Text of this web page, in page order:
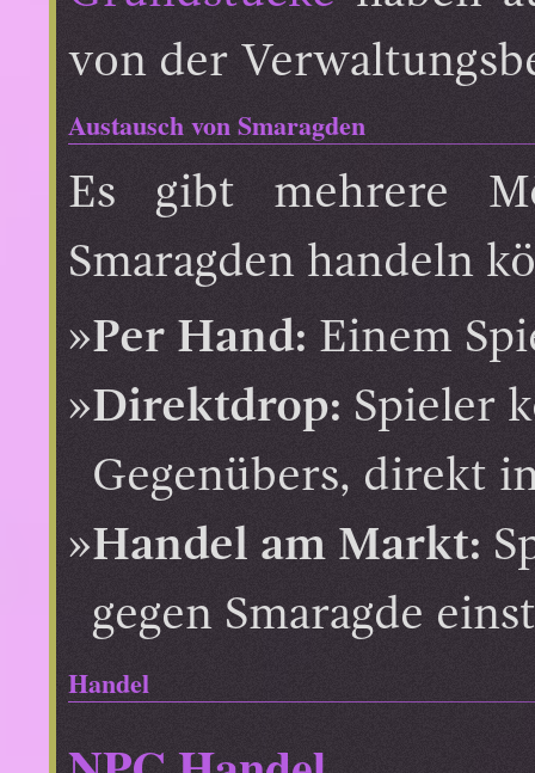
von der
Austausch von Smaragden
Es gibt mehrere
Smaragden handeln
Per Hand: Einem
Direktdrop: Spieler
Gegenübers, direkt
Handel am Markt:
gegen Smaragde
Handel